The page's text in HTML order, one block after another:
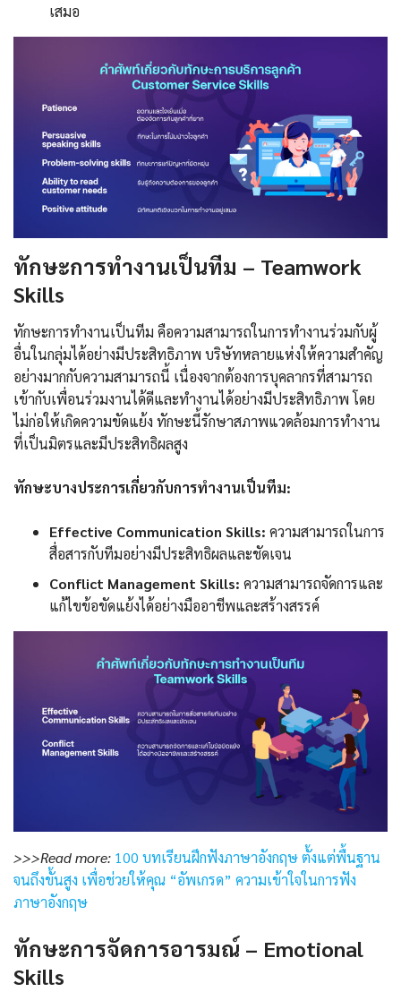
เสมอ
ทักษะการทำงานเป็นทีม – Teamwork
Skills
ทักษะการทำงานเป็นทีม คือความสามารถในการทำงานร่วมกับผู้
อื่นในกลุ่มได้อย่างมีประสิทธิภาพ บริษัทหลายแห่งให้ความสำคัญ
อย่างมากกับความสามารถนี้ เนื่องจากต้องการบุคลากรที่สามารถ
เข้ากับเพื่อนร่วมงานได้ดีและทำงานได้อย่างมีประสิทธิภาพ โดย
ไม่ก่อให้เกิดความขัดแย้ง ทักษะนี้รักษาสภาพแวดล้อมการทำงาน
ที่เป็นมิตรและมีประสิทธิผลสูง
ทักษะบางประการเกี่ยวกับการทำงานเป็นทีม:
Effective Communication Skills: ความสามารถในการ
สื่อสารกับทีมอย่างมีประสิทธิผลและชัดเจน
Conflict Management Skills: ความสามารถจัดการและ
แก้ไขข้อขัดแย้งได้อย่างมืออาชีพและสร้างสรรค์
>>>Read more: 100 บทเรียนฝึกฟังภาษาอังกฤษ ตั้งแต่พื้นฐาน
จนถึงขั้นสูง เพื่อช่วยให้คุณ “อัพเกรด” ความเข้าใจในการฟัง
ภาษาอังกฤษ
ทักษะการจัดการอารมณ์ – Emotional
Skills